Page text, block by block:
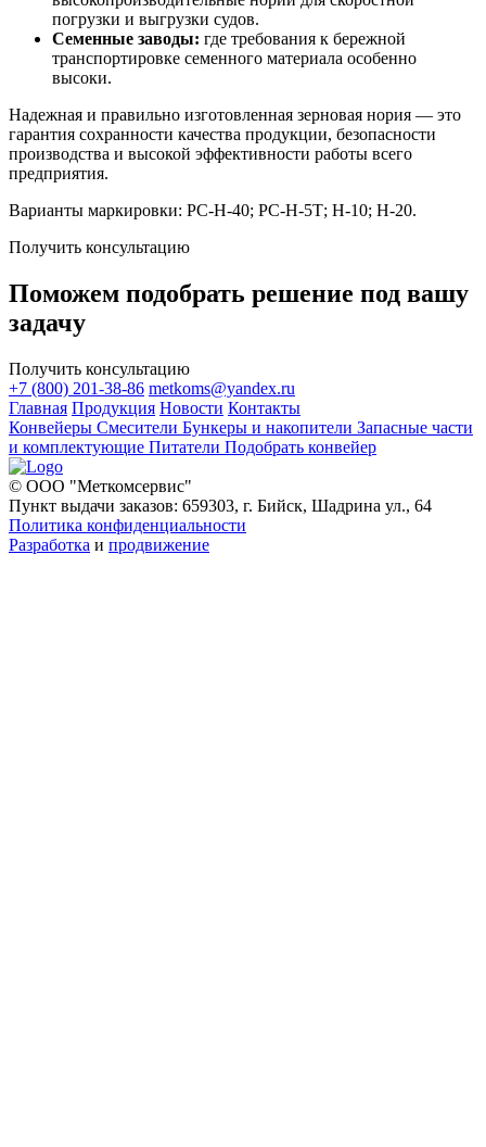
погрузки и выгрузки судов.
Семенные заводы: где требования к бережной
транспортировке семенного материала особенно
высоки.
Надежная и правильно изготовленная зерновая нория — это
гарантия сохранности качества продукции, безопасности
производства и высокой эффективности работы всего
предприятия.
Варианты маркировки: РС-Н-40; РС-Н-5Т; Н-10; Н-20.
Получить консультацию
Поможем подобрать решение под вашу
задачу
Получить консультацию
+7 (800) 201-38-86 metkoms@yandex.ru
Главная Продукция Новости Контакты
Конвейеры Смесители Бункеры и накопители Запасные части
и комплектующие Питатели Подобрать конвейер
© ООО "Меткомсервис"
Пункт выдачи заказов: 659303, г. Бийск, Шадрина ул., 64
Политика конфиденциальности
Разработка и продвижение